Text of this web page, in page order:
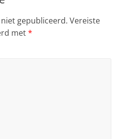
gepubliceerd. Vereiste
met*